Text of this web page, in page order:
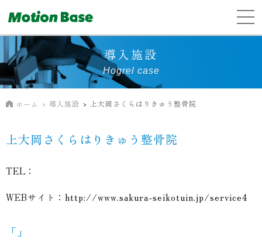
導入施設
Hogrel case
ホーム 導入施設 上大岡さくらはりきゅう整骨院
上大岡さくらはりきゅう整骨院
TEL：
WEBサイト： http://www.sakura-seikotuin.jp/service4
「」